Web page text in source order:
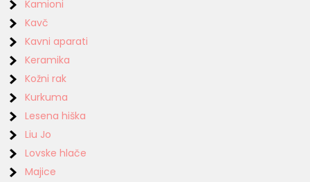
Kamioni
Kavč
Kavni aparati
Keramika
Kožni rak
Kurkuma
Lesena hiška
Liu Jo
Lovske hlače
Majice